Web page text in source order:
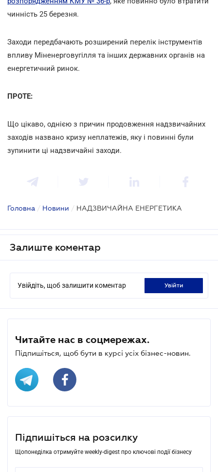
чинність 25 березня.
Заходи передбачають розширений перелік інструментів
впливу Міненерговугілля та інших державних органів на
енергетичний ринок.
ПРОТЕ:
Що цікаво, однією з причин продовження надзвичайних
заходів названо кризу неплатежів, яку і повинні були
зупинити ці надзвичайні заходи.
Головна / Новини / НАДЗВИЧАЙНА ЕНЕРГЕТИКА
Залиште коментар
Увійдіть, щоб залишити коментар увійти
Читайте нас в соцмережах.
Підпишіться, щоб бути в курсі усіх бізнес-новин.
Підпишіться на розсилку
Щопонеділка отримуйте weekly-digest про ключові події бізнесу